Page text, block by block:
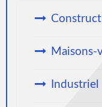
Maisons-
Industriel